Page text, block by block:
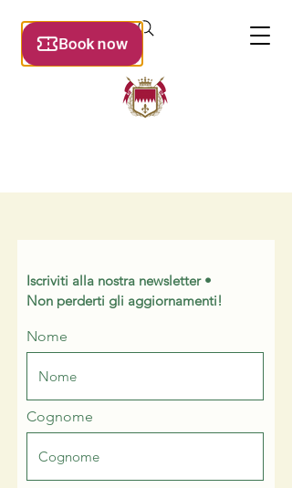
Iscriviti alla nostra newsletter •
Non perderti gli aggiornamenti!
Nome
Cognome